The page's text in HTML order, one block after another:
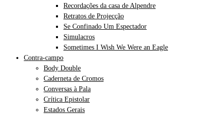
Recordações da casa de Alpendre
Retratos de Projecção
Se Confinado Um Espectador
Simulacros
Sometimes I Wish We Were an Eagle
Contra-campo
Body Double
Caderneta de Cromos
Conversas à Pala
Crítica Epistolar
Estados Gerais